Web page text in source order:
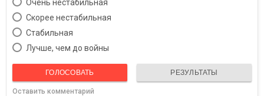
Очень нестабильная
Скорее нестабильная
Cтабильная
Лучше, чем до войны
ГОЛОСОВАТЬ РЕЗУЛЬТАТЫ
Оставить комментарий